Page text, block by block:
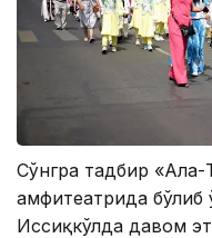
Сўнгра тадбир
амфитеатрида бўлиб
Иссиқкўлда давом